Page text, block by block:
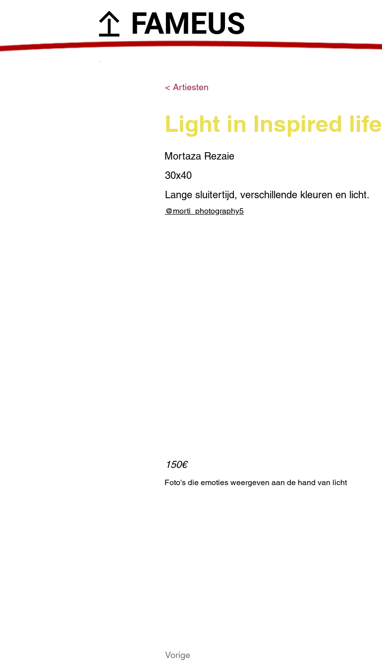
FAMEUS
< Artiesten
Light in Inspired life
Mortaza Rezaie
30x40
Lange sluitertijd, verschillende kleuren en licht.
@morti_photography5
150€
Foto's die emoties weergeven aan de hand van licht
Vorige